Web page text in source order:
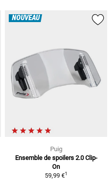
NOUVEAU
Puig
Ensemble de spoilers 2.0 Clip-
On
59,99 €1